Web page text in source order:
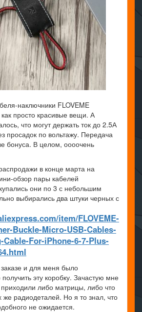
наключники FLOVEME
просто красивые вещи. А
что могут держать ток до 2.5А
просадок по вольтажу. Передача
бонуса. В целом, оооочень
в конце марта на
обзор пары кабелей
они по 3 с небольшим
выбирались два штуки черных с
item/FLOVEME-
Buckle-Micro-USB-Cables-
Cable-For-iPhone-6-7-Plus-
и для меня было
эту коробку. Зачастую мне
приходили либо матрицы, либо что
же радиодеталей. Но я то знал, что
не ожидается.